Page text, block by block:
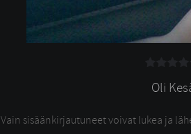
Oli
Vain sisäänkirjautuneet voivat lukea ja